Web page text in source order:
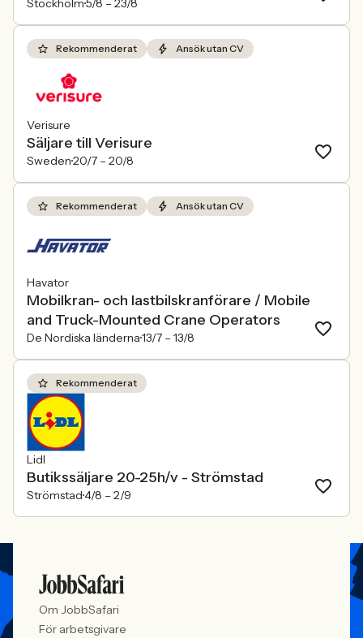
Stockholm5/8 – 23/8
Rekommenderat Ansök utan CV
Verisure
Säljare till Verisure
Sweden20/7 – 20/8
Rekommenderat Ansök utan CV
Havator
Mobilkran- och lastbilskranförare / Mobile
and Truck-Mounted Crane Operators
De Nordiska länderna13/7 – 13/8
Rekommenderat
Lidl
Butikssäljare 20-25h/v - Strömstad
Strömstad4/8 – 2/9
Om JobbSafari
För arbetsgivare